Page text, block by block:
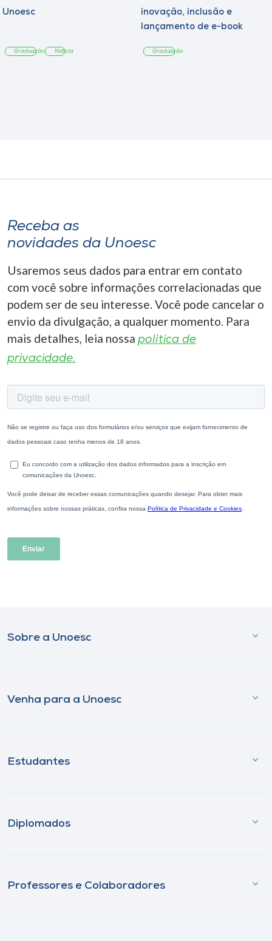
Unoesc
Graduação Notícia
inovação, inclusão e
lançamento de e-book
Graduação
Receba as
novidades da Unoesc
Usaremos seus dados para entrar em contato
com você sobre informações correlacionadas que
podem ser de seu interesse. Você pode cancelar o
envio da divulgação, a qualquer momento. Para
mais detalhes, leia nossa política de
privacidade.
Sobre a Unoesc
Venha para a Unoesc
Estudantes
Diplomados
Professores e Colaboradores